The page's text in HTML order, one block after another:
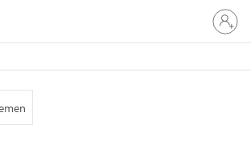
Bei
Ihrem
Konto